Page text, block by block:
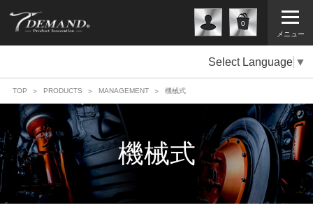
メニュー
0
Select Language ▼
TOP PRODUCTS MANAGEMENT 機械式
機械式